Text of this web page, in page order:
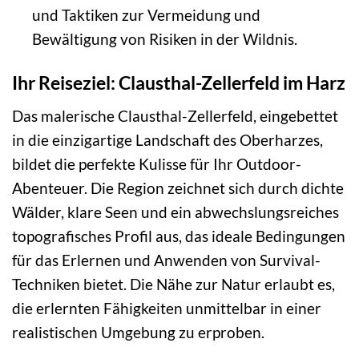
und Taktiken zur Vermeidung und
Bewältigung von Risiken in der Wildnis.
Ihr Reiseziel: Clausthal-Zellerfeld im Harz
Das malerische Clausthal-Zellerfeld, eingebettet
in die einzigartige Landschaft des Oberharzes,
bildet die perfekte Kulisse für Ihr Outdoor-
Abenteuer. Die Region zeichnet sich durch dichte
Wälder, klare Seen und ein abwechslungsreiches
topografisches Profil aus, das ideale Bedingungen
für das Erlernen und Anwenden von Survival-
Techniken bietet. Die Nähe zur Natur erlaubt es,
die erlernten Fähigkeiten unmittelbar in einer
realistischen Umgebung zu erproben.